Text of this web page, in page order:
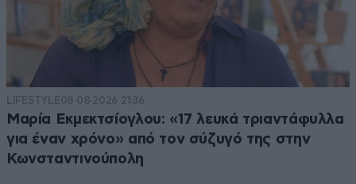
LIFESTYLE08·08·2026 21:36
Μαρία Εκμεκτσίογλου: «17 λευκά τριαντάφυλλα
για έναν χρόνο» από τον σύζυγό της στην
Κωνσταντινούπολη